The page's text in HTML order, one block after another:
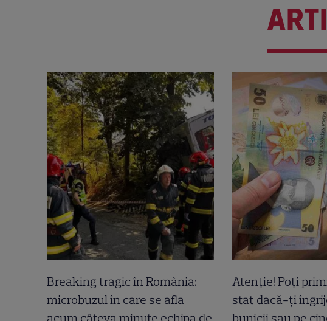
Breaking tragic în România:
microbuzul în care se afla
acum câteva minute echipa de
Atenție! Poți
stat dacă-ți
bunicii sau pe